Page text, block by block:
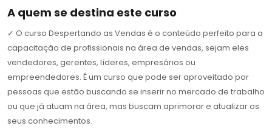
A quem se destina este curso
✓ O curso Despertando as Vendas é o conteúdo perfeito para a
capacitação de profissionais na área de vendas, sejam eles
vendedores, gerentes, líderes, empresários ou
empreendedores. É um curso que pode ser aproveitado por
pessoas que estão buscando se inserir no mercado de trabalho
ou que já atuam na área, mas buscam aprimorar e atualizar os
seus conhecimentos.